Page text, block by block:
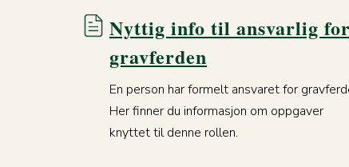
Nyttig info til ansvarlig for
gravferden
En person har formelt ansvaret for
Her finner du informasjon om oppgaver
knyttet til denne rollen.